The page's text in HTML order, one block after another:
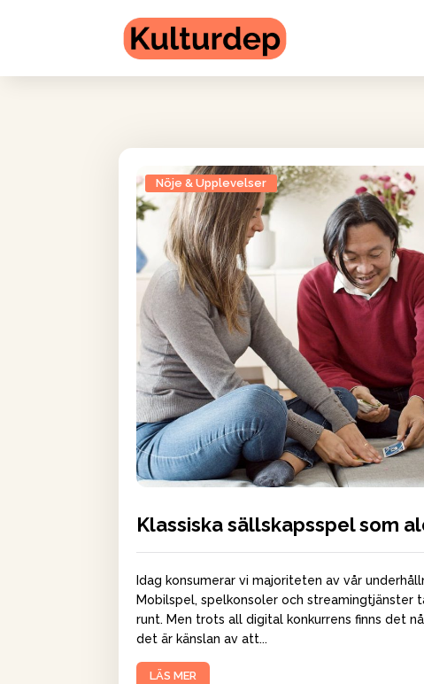
Klassiska sällskapsspel som
Nöje & Upplevelser
Idag konsumerar vi majoriteten av vår
Mobilspel, spelkonsoler och streamingtjänster
runt. Men trots all digital konkurrens finns det
det är känslan av att...
LÄS MER